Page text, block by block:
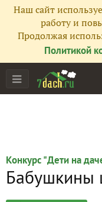
Наш сайт
работу и
Продолжая
Политикой
Конкурс "Дети на
Бабушкины